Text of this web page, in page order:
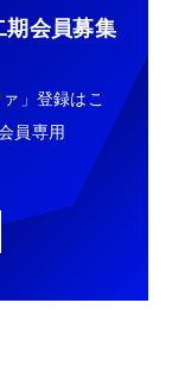
期会員募集
」登録はこ
員専用